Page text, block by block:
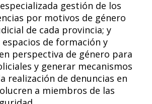
gestión de los
por motivos de género
de cada provincia; y
de formación y
perspectiva de género para
y generar mecanismos
realización de denuncias en
a miembros de las